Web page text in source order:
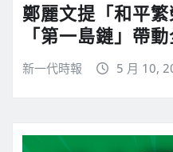
鄭麗文提「和平
「第一島鏈」帶
新一代時報 5 月 10,